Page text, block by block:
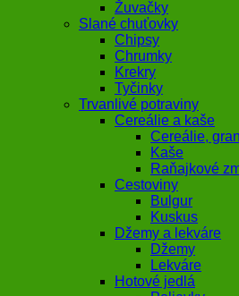
Žuvačky
Slané chuťovky
Chipsy
Chrumky
Krekry
Tyčinky
Trvanlivé potraviny
Cereálie a kaše
Cereálie,
Kaše
Raňajkové
Cestoviny
Bulgur
Kuskus
Džemy a lekváre
Džemy
Lekváre
Hotové jedlá